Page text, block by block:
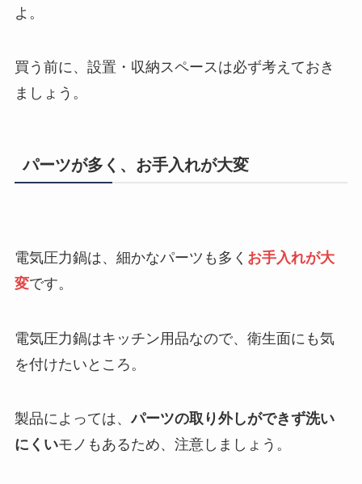
よ。
買う前に、設置・収納スペースは必ず考えておき
ましょう。
パーツが多く、お手入れが大変
電気圧力鍋は、細かなパーツも多く お手入れが大
変です。
電気圧力鍋はキッチン用品なので、衛生面にも気
を付けたいところ。
製品によっては、パーツの取り外しができず洗い
にくいモノもあるため、注意しましょう。